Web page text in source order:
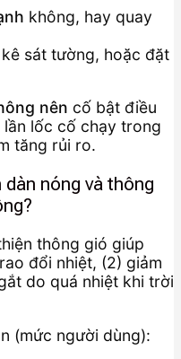
không, hay quay
sát tường, hoặc đặt
nên cố bật điều
lần lốc cố chạy trong
tăng rủi ro.
nóng và thông
thông gió giúp
đổi nhiệt, (2) giảm
do quá nhiệt khi trời
(mức người dùng):